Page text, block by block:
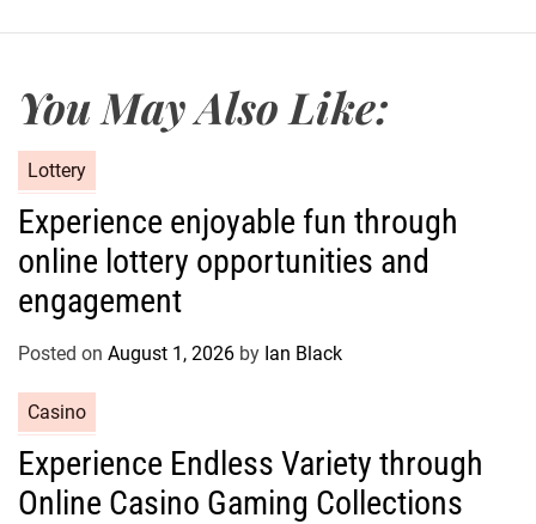
You May Also Like:
a
e
o
r
s
Lottery
Experience enjoyable fun through
online lottery opportunities and
engagement
Posted on August 1, 2026 by Ian Black
a
e
Casino
Experience Endless Variety through
Online Casino Gaming Collections